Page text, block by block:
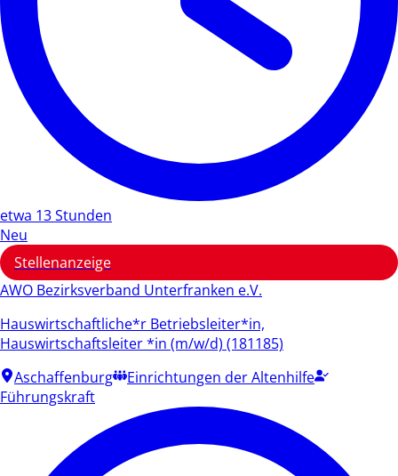
etwa 13 Stunden
Neu
Stellenanzeige
AWO Bezirksverband Unterfranken e.V.
Hauswirtschaftliche*r Betriebsleiter*in,
Hauswirtschaftsleiter *in (m/w/d) (181185)
Aschaffenburg
Einrichtungen der Altenhilfe
Führungskraft